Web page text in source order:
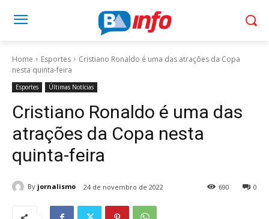
Home Esportes
Cristiano Ronaldo é uma das atrações da Copa
nesta quinta-feira
Esportes Últimas Notícias
Cristiano Ronaldo é uma das
atrações da Copa nesta
quinta-feira
By jornalismo 24 de novembro de 2022 0
690